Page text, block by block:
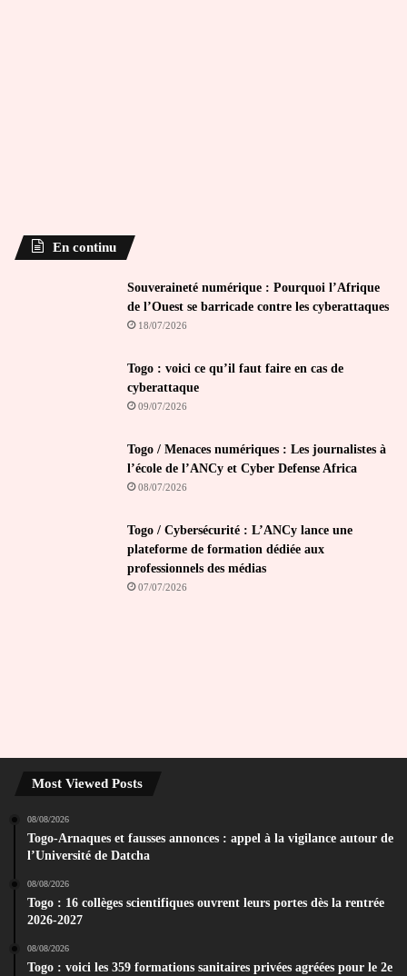
En continu
Souveraineté numérique : Pourquoi l’Afrique
de l’Ouest se barricade contre les cyberattaques
18/07/2026
Togo : voici ce qu’il faut faire en cas de
cyberattaque
09/07/2026
Togo / Menaces numériques : Les journalistes à
l’école de l’ANCy et Cyber Defense Africa
08/07/2026
Togo / Cybersécurité : L’ANCy lance une
plateforme de formation dédiée aux
professionnels des médias
07/07/2026
Most Viewed Posts
08/08/2026
Togo-Arnaques et fausses annonces : appel à la vigilance autour de
l’Université de Datcha
08/08/2026
Togo : 16 collèges scientifiques ouvrent leurs portes dès la rentrée
2026-2027
08/08/2026
Togo : voici les 359 formations sanitaires privées agréées pour le 2e